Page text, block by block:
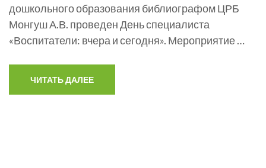
дошкольного образования библиографом ЦРБ
Монгуш А.В. проведен День специалиста
«Воспитатели: вчера и сегодня». Мероприятие …
ЧИТАТЬ ДАЛЕЕ